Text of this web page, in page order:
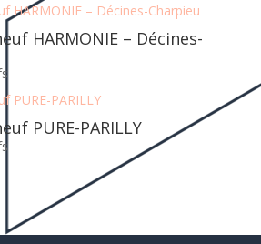
HARMONIE – Décines-
PURE-PARILLY